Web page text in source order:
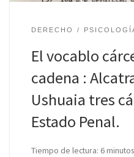
DERECHO
El vocablo
cadena :
Ushuaia tres
Estado Penal.
Tiempo de lectura: 6minutos